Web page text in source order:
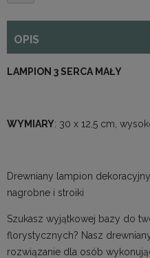
OPIS
LAMPION 3 SERCA MAŁY
WYMIARY: 30 x 12,5 cm,
Drewniany lampion
nagrobne i stroiki
Szukasz wyjątkowej bazy do
florystycznych? Nasz
rozwiązanie dla osób